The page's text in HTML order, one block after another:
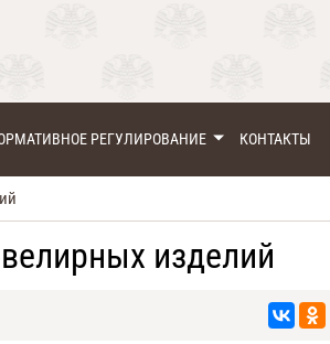
РЕГУЛИРОВАНИЕ КОНТАКТЫ
изделий